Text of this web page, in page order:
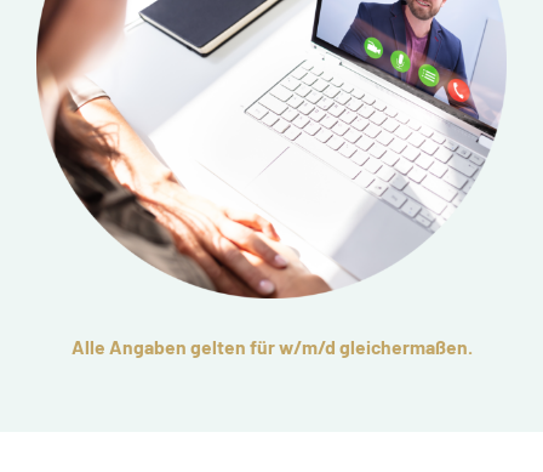
Alle Angaben gelten für w/m/d gleichermaßen.